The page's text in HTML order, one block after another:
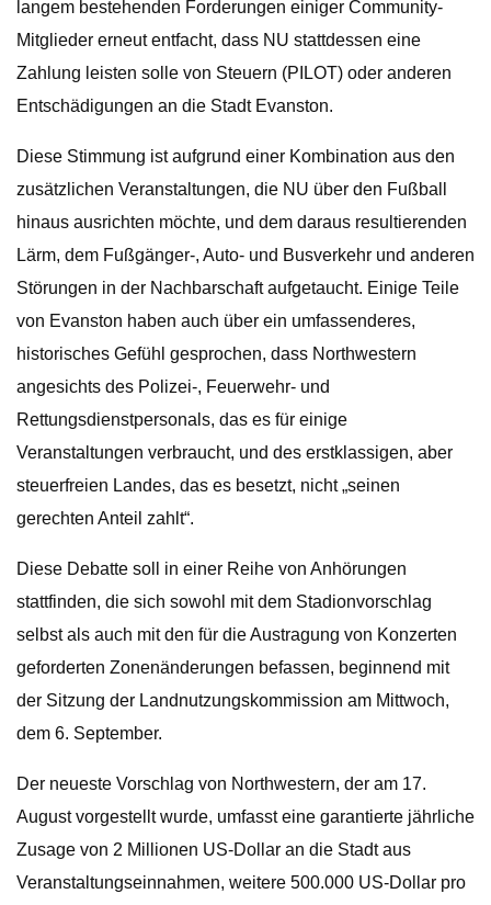
langem bestehenden Forderungen einiger Community-
Mitglieder erneut entfacht, dass NU stattdessen eine
Zahlung leisten solle von Steuern (PILOT) oder anderen
Entschädigungen an die Stadt Evanston.
Diese Stimmung ist aufgrund einer Kombination aus den
zusätzlichen Veranstaltungen, die NU über den Fußball
hinaus ausrichten möchte, und dem daraus resultierenden
Lärm, dem Fußgänger-, Auto- und Busverkehr und anderen
Störungen in der Nachbarschaft aufgetaucht. Einige Teile
von Evanston haben auch über ein umfassenderes,
historisches Gefühl gesprochen, dass Northwestern
angesichts des Polizei-, Feuerwehr- und
Rettungsdienstpersonals, das es für einige
Veranstaltungen verbraucht, und des erstklassigen, aber
steuerfreien Landes, das es besetzt, nicht „seinen
gerechten Anteil zahlt“.
Diese Debatte soll in einer Reihe von Anhörungen
stattfinden, die sich sowohl mit dem Stadionvorschlag
selbst als auch mit den für die Austragung von Konzerten
geforderten Zonenänderungen befassen, beginnend mit
der Sitzung der Landnutzungskommission am Mittwoch,
dem 6. September.
Der neueste Vorschlag von Northwestern, der am 17.
August vorgestellt wurde, umfasst eine garantierte jährliche
Zusage von 2 Millionen US-Dollar an die Stadt aus
Veranstaltungseinnahmen, weitere 500.000 US-Dollar pro